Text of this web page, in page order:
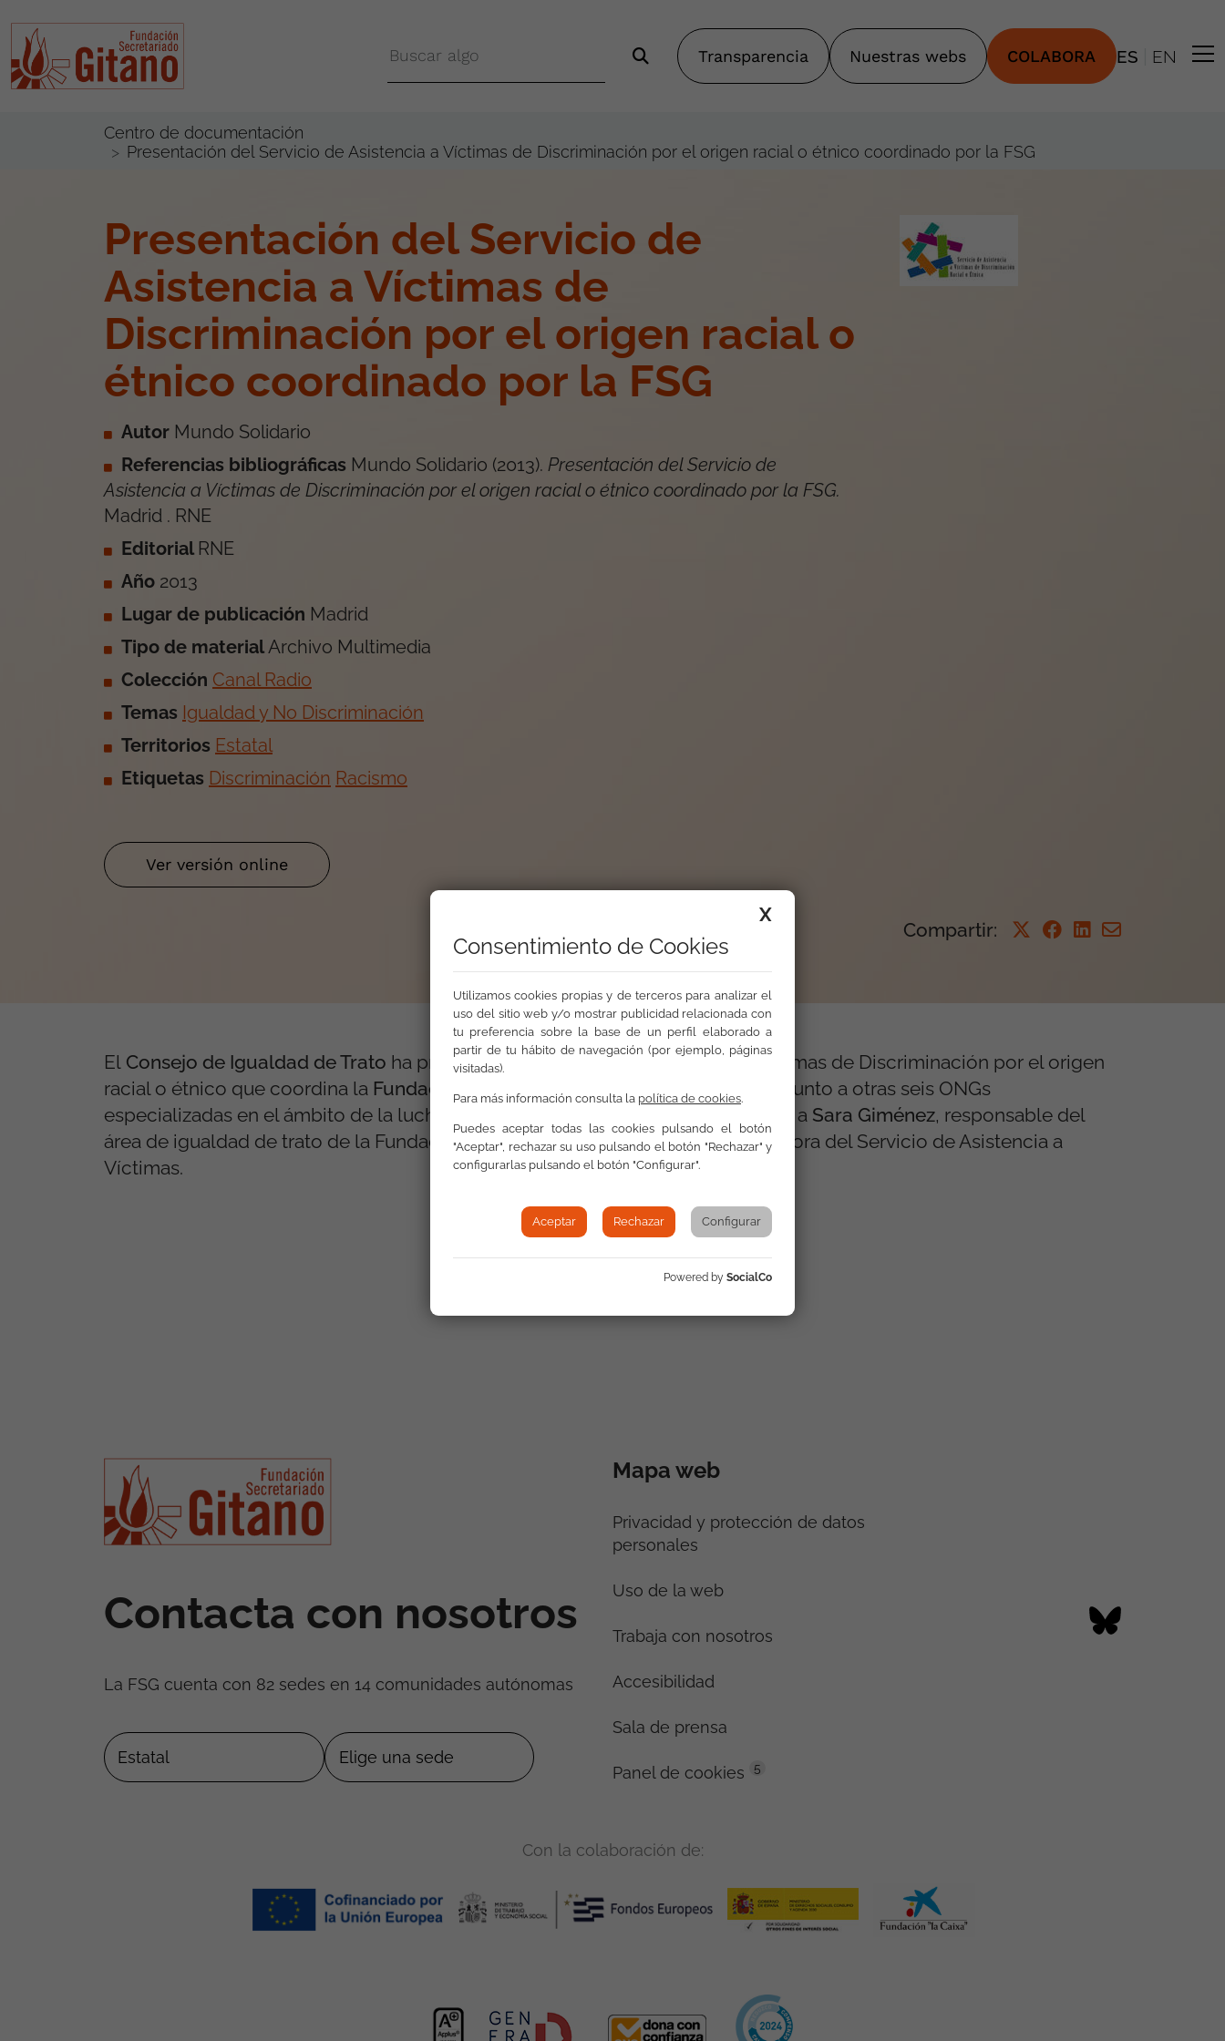
Transparencia Nuestras webs COLABORA ES EN
Centro de documentación
Presentación del Servicio de Asistencia a Víctimas de Discriminación por el origen racial o étnico coordinado por la FSG
Presentación del Servicio de
Asistencia a Víctimas de
Discriminación por el origen racial o
étnico coordinado por la FSG
Autor Mundo Solidario
Referencias bibliográficas Mundo Solidario (2013). Presentación del Servicio de
Asistencia a Víctimas de Discriminación por el origen racial o étnico coordinado por la FSG.
Madrid . RNE
Editorial RNE
Año 2013
Lugar de publicación Madrid
Tipo de material Archivo Multimedia
Colección Canal Radio
Temas Igualdad y No Discriminación
Territorios Estatal
Etiquetas Discriminación Racismo
Ver versión online
Compartir:
El Consejo de Igualdad de Trato ha presentado el Servicio de Asistencia a Víctimas de Discriminación por el origen
racial o étnico que coordina la Fundación Secretariado Gitano
, y se desarrolla junto a otras seis ONGs
especializadas en el ámbito de la lucha contra la discriminación, entrevistamos a Sara Giménez, responsable del
área de igualdad de trato de la Fundación Secretariado Gitano, ONG coordinadora del Servicio de Asistencia a
Víctimas.
Contacta con nosotros
La FSG cuenta con 82 sedes en 14 comunidades autónomas
Mapa web
Privacidad y protección de datos
personales
Uso de la web
Trabaja con nosotros
Accesibilidad
Sala de prensa
Panel de cookies 5
Con la colaboración de:
X
Consentimiento de Cookies
Utilizamos cookies propias y de terceros para analizar el
uso del sitio web y/o mostrar publicidad relacionada con
tu preferencia sobre la base de un perfil elaborado a
partir de tu hábito de navegación (por ejemplo, páginas
visitadas).
Para más información consulta la política de cookies.
Puedes aceptar todas las cookies pulsando el botón
"Aceptar", rechazar su uso pulsando el botón "Rechazar" y
configurarlas pulsando el botón "Configurar".
Aceptar Rechazar Configurar
Powered by SocialCo